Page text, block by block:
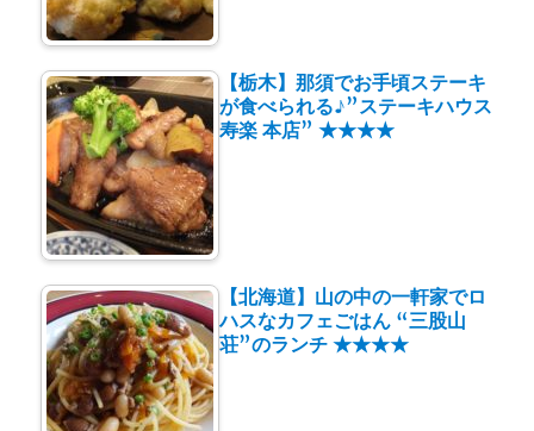
【栃木】那須でお手頃ステーキ
が食べられる♪”ステーキハウス
寿楽 本店” ★★★★
【北海道】山の中の一軒家でロ
ハスなカフェごはん “三股山
荘”のランチ ★★★★